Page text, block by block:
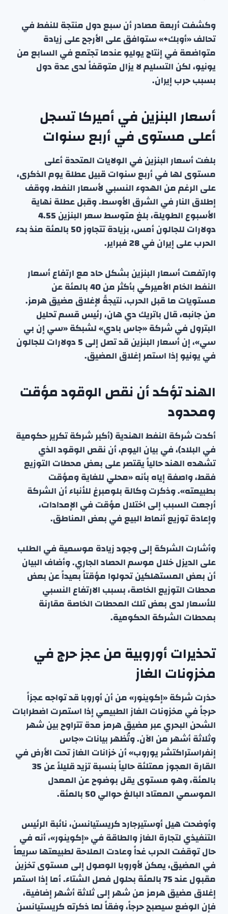
وكشفت أربعة مصادر أن سبع دول منتجة للنفط في
تحالف «أوبك+» ستوافق على الأرجح على زيادة
متواضعة في إنتاج يوليو عندما تجتمع في السابع من
يونيو، لكن التسليم لا يزال متوقفاً لدى عدة دول
بسبب حرب إيران.
أسعار البنزين في أميركا تسجل
أعلى مستوى في أربع سنوات
بلغت أسعار البنزين في الولايات المتحدة أعلى
مستوى لها في أربع سنوات قبيل عطلة يوم الذكرى،
على الرغم من الهدوء النسبي لأسعار النفط، ووقف
إطلاق النار في الشرق الأوسط. وقبل عطلة نهاية
الأسبوع الطويلة، بلغ متوسط سعر البنزين 4.55
دولارات للجالون أمس، بزيادة تتجاوز 50 بالمئة منذ بدء
الحرب على إيران في 28 فبراير.
وارتفعت أسعار البنزين بشكل حاد مع ارتفاع أسعار
النفط الخام الأميركي بأكثر من 40 بالمئة عن
مستويات ما قبل الحرب، نتيجةً لإغلاق مضيق هرمز.
من جانبه، قال باتريك دي هان، رئيس قسم تحليل
البترول في شركة «جاس بادي» لشبكة «سي إن بي
سي»، إن أسعار البنزين قد تصل إلى 5 دولارات للجالون
في يونيو إذا استمر إغلاق المضيق.
الهند تؤكد أن نقص الوقود مؤقت
ومحدود
أكدت شركة النفط الهندية (أكبر شركة تكرير حكومية
في البلاد)، في بيان اليوم، أن نقص الوقود الذي
تشهده الهند حالياً يقتصر على بعض محطات التوزيع
فقط، واصفة إياه بأنه «محلي للغاية ومؤقت
بطبيعته». وذكرت وكالة بلومبرغ للأنباء أن الشركة
أرجعت السبب إلى اختلال مؤقت في الإمدادات،
وإعادة توزيع أنماط البيع في بعض المناطق.
وأشارت الشركة إلى وجود زيادة موسمية في الطلب
على الديزل خلال موسم الحصاد الجاري. وأضاف البيان
أن بعض المستهلكين تحولوا مؤقتاً بعيداً عن بعض
محطات التوزيع الخاصة، بسبب الارتفاع النسبي
للأسعار لدى بعض تلك المحطات الخاصة مقارنة
بمحطات الشركة الحكومية.
تحذيرات أوروبية من عجز حرج في
مخزونات الغاز
حذرت شركة «إكوينور» من أن أوروبا قد تواجه عجزاً
حرجاً في مخزونات الغاز الطبيعي إذا استمرت اضطرابات
الشحن البحري عبر مضيق هرمز مدة تتراوح بين شهر
وثلاثة أشهر من الآن. وتُظهر بيانات «جاس
إنفراستراكتشر يوروب» أن خزانات الغاز تحت الأرض في
القارة العجوز ممتلئة حالياً بنسبة تزيد قليلاً عن 35
بالمئة، وهو مستوى يقل بوضوح عن المعدل
الموسمي المعتاد البالغ حوالي 50 بالمئة.
وأوضحت هيل أوستيرجارد كريستيانسن، نائبة الرئيس
التنفيذي لتجارة الغاز والطاقة في «إكوينور»، أنه في
حال توقفت الحرب غداً وعادت الملاحة لطبيعتها سريعاً
في المضيق، يمكن لأوروبا الوصول إلى مستوى تخزين
مقبول عند 75 بالمئة بحلول فصل الشتاء. أما إذا استمر
إغلاق مضيق هرمز من شهر إلى ثلاثة أشهر إضافية،
فإن الوضع سيصبح حرجاً، وفقاً لما ذكرته كريستيانسن